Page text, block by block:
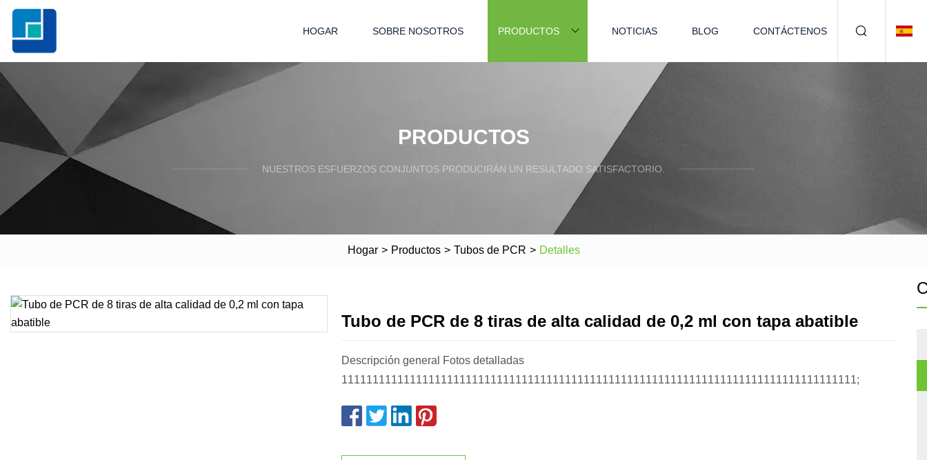
HOGAR SOBRE NOSOTROS PRODUCTOS NOTICIAS BLOG CONTÁCTENOS
PRODUCTOS
NUESTROS ESFUERZOS CONJUNTOS PRODUCIRÁN UN RESULTADO SATISFACTORIO.
Hogar > Productos > Tubos de PCR > Detalles
Tubo de PCR de 8 tiras de alta calidad de 0,2 ml con tapa abatible
Descripción general Fotos detalladas
11111111111111111111111111111111111111111111111111111111111111111111111111111111111;